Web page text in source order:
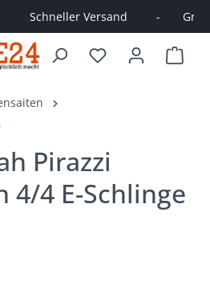
Schneller Versand         -
Pirazzi
4/4 E-Schlinge